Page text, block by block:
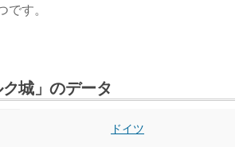
です。
ク城」のデータ
ドイツ